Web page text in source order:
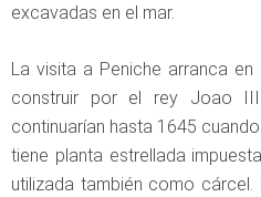
excavadas en el mar.
La visita a Peniche arranca en
construir por el rey Joao
continuarían hasta 1645
tiene planta estrellada
utilizada también como